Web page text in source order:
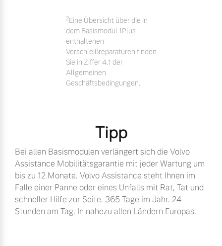
2Eine Übersicht über die in
dem Basismodul 1Plus
enthaltenen
Verschleißreparaturen finden
Sie in Ziffer 4.1 der
Allgemeinen
Geschäftsbedingungen.
Tipp
Bei allen Basismodulen verlängert sich die Volvo
Assistance Mobilitätsgarantie mit jeder Wartung um
bis zu 12 Monate. Volvo Assistance steht Ihnen im
Falle einer Panne oder eines Unfalls mit Rat, Tat und
schneller Hilfe zur Seite. 365 Tage im Jahr. 24
Stunden am Tag. In nahezu allen Ländern Europas.